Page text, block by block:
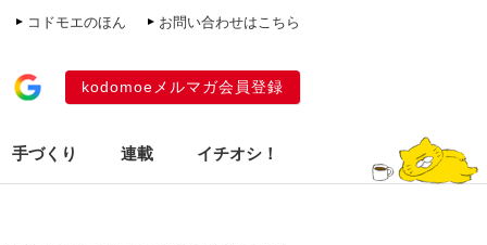
コドモエのほん お問い合わせはこちら
kodomoeメルマガ会員登録
手づくり 連載 イチオシ！